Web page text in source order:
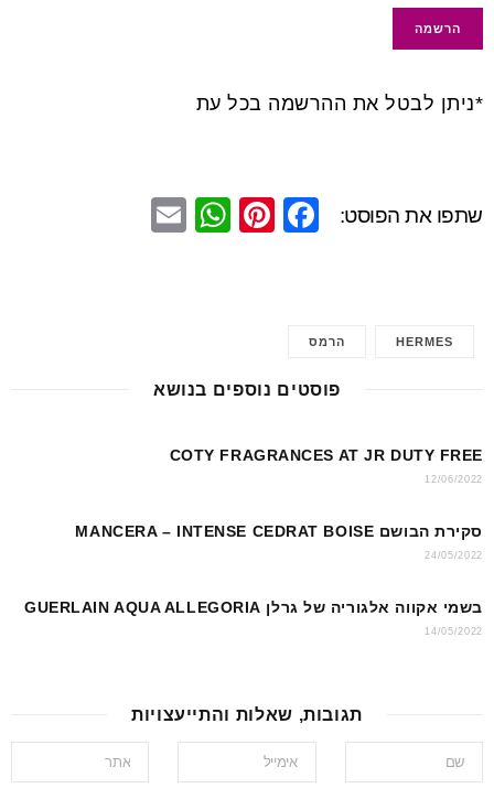
*ניתן לבטל את ההרשמה בכל עת
שתפו את הפוסט:
F
o
k
Pi
W
p
HERMES הרמס
פוסטים נוספים בנושא
COTY FRAGRANCES AT JR DUTY FREE
12/06/2022
סקירת הבושם MANCERA – INTENSE CEDRAT BOISE
24/05/2022
בשמי אקווה אלגוריה של גרלן GUERLAIN AQUA ALLEGORIA
14/05/2022
תגובות, שאלות והתייעצויות